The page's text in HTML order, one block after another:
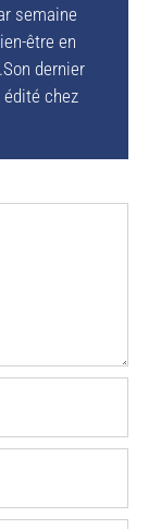
semaine
être en
dernier
édité chez